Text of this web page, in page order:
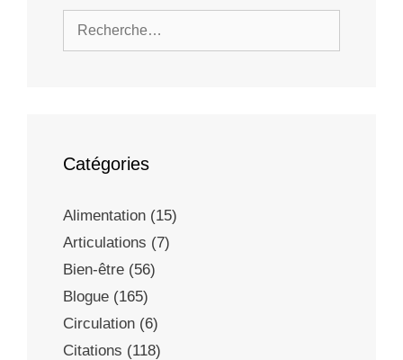
Catégories
Alimentation (15)
Articulations (7)
Bien-être (56)
Blogue (165)
Circulation (6)
Citations (118)